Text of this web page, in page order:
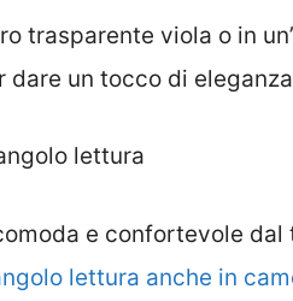
trasparente viola o in
dare un tocco di
lettura
e confortevole
lettura anche in